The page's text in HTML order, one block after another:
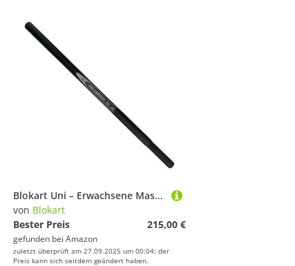
Blokart Uni – Erwachsene Mast Carbon 3rd Section-Matte Abschnitt, Blacks, 1
von Blokart
Bester Preis
215,00 €
gefunden bei Amazon
zuletzt überprüft am 27.09.2025 um 00:04; der
Preis kann sich seitdem geändert haben.